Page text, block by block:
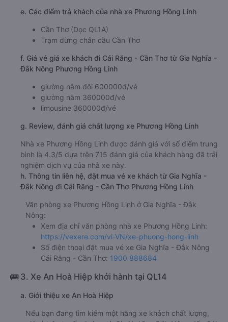
e. Các điểm trả khách của nhà xe Phương Hồng Linh
Cần Thơ (Dọc QL1A)
Trạm dừng chân cầu Cần Thơ
f. Giá vé giá xe khách đi Cái Răng - Cần Thơ từ Gia Nghĩa -
Đắk Nông Phương Hồng Linh
giường nằm đôi 600000đ/vé
giường nằm 360000đ/vé
limousine 360000đ/vé
g. Review, đánh giá chất lượng xe Phương Hồng Linh
Nhà xe Phương Hồng Linh được đánh giá với số điểm trung
bình là 4.3/5 dựa trên 715 đánh giá của khách hàng đã trải
nghiệm dịch vụ của nhà xe này.
h. Thông tin liên hệ, đặt mua vé xe khách từ Gia Nghĩa -
Đắk Nông đi Cái Răng - Cần Thơ Phương Hồng Linh
Văn phòng xe Phương Hồng Linh ở Gia Nghĩa - Đắk
Nông:
Xem địa chỉ văn phòng nhà xe Phương Hồng Linh:
https://vexere.com/vi-VN/xe-phuong-hong-linh
Số điện thoại đặt mua vé xe Gia Nghĩa - Đắk Nông
Cái Răng - Cần Thơ: 1900 888684
🚌 3. Xe An Hoà Hiệp khởi hành tại QL14
a. Giới thiệu xe An Hoà Hiệp
Nếu bạn đang tìm kiếm một hãng xe khách chất lượng,